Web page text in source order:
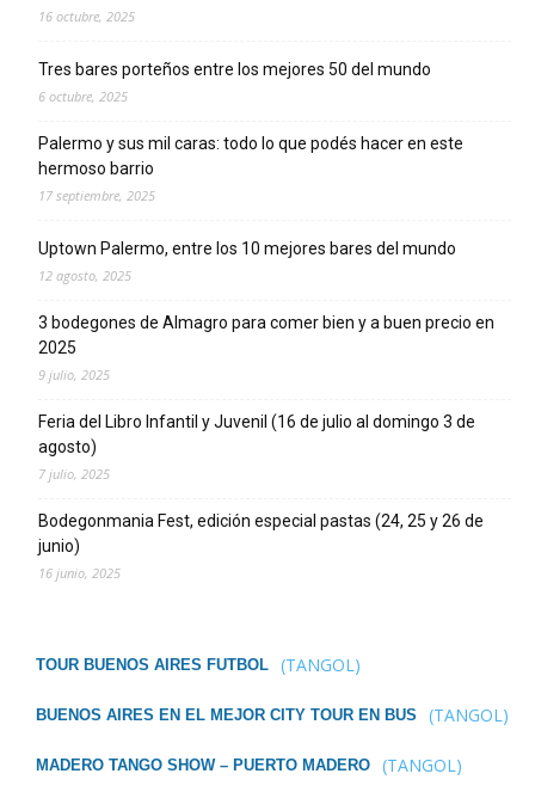
16 octubre, 2025
Tres bares porteños entre los mejores 50 del mundo
6 octubre, 2025
Palermo y sus mil caras: todo lo que podés hacer en este
hermoso barrio
17 septiembre, 2025
Uptown Palermo, entre los 10 mejores bares del mundo
12 agosto, 2025
3 bodegones de Almagro para comer bien y a buen precio en
2025
9 julio, 2025
Feria del Libro Infantil y Juvenil (16 de julio al domingo 3 de
agosto)
7 julio, 2025
Bodegonmania Fest, edición especial pastas (24, 25 y 26 de
junio)
16 junio, 2025
TOUR BUENOS AIRES FUTBOL (TANGOL)
BUENOS AIRES EN EL MEJOR CITY TOUR EN BUS (TANGOL)
MADERO TANGO SHOW – PUERTO MADERO (TANGOL)